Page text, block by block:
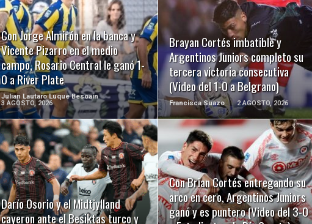
Con Jorge Almirón en la banca y
Vicente Pizarro en el medio
campo, Rosario Central le ganó 1-
0 a River Plate
Julian Lautaro Luque Besoaín
3 AGOSTO, 2026
LEER MÁS
Brayan Cortés imbatible y
Argentinos Juniors completo su
tercera victoria consecutiva
(Video del 1-0 a Belgrano)
Francisca Suazo 2 AGOSTO, 2026
LEER MÁS
Darío Osorio y el Midtjylland
cayeron ante el Besiktas turco y
LEER MÁS
Con Brian Cortés entregando su
arco en cero, Argentinos Juniors
ganó y es puntero (Video del 3-0
LEER MÁS